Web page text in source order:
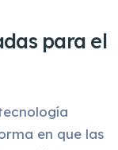
para el
en que las